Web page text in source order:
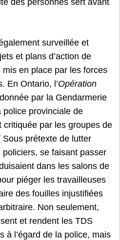
surveillée et
et plans d’action de
en place par les forces
En Ontario, l’Opération
par la Gendarmerie
police provinciale de
critiquée par les groupes de
Sous prétexte de lutter
policiers, se faisant passer
dans les salons de
piéger les travailleuses
des fouilles injustifiées
Non seulement,
et rendent les TDS
à l’égard de la police, mais